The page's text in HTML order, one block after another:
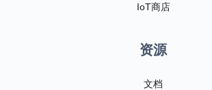
IoT商店
资源
文档